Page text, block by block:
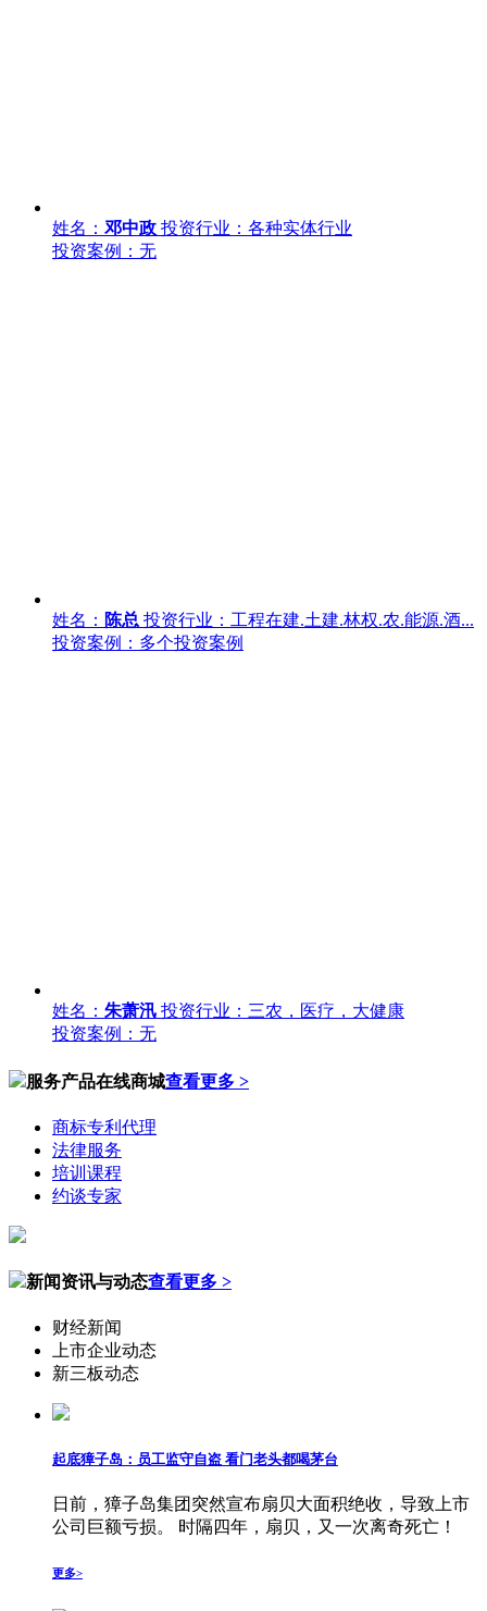
姓名： 邓中政 投资行业：各种实体行业
投资案例：无
姓名： 陈总 投资行业：工程在建.土建.林权.农.能源.酒...
投资案例：多个投资案例
姓名： 朱萧汛 投资行业：三农，医疗，大健康
投资案例：无
服务产品在线商城查看更多 >
商标专利代理
法律服务
培训课程
约谈专家
新闻资讯与动态查看更多 >
财经新闻
上市企业动态
新三板动态
起底獐子岛：员工监守自盗 看门老头都喝茅台
日前，獐子岛集团突然宣布扇贝大面积绝收，导致上市
公司巨额亏损。 时隔四年，扇贝，又一次离奇死亡！
更多>